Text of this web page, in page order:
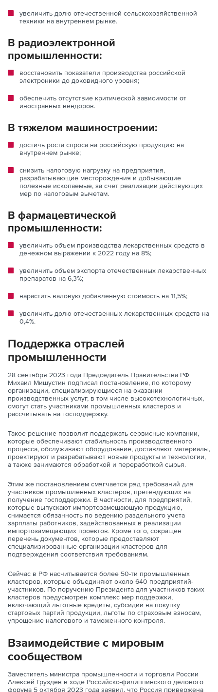
увеличить долю отечественной сельскохозяйственной
техники на внутреннем рынке.
В радиоэлектронной
промышленности:
восстановить показатели производства российской
электроники до доковидного уровня;
обеспечить отсутствие критической зависимости от
иностранных вендоров.
В тяжелом машиностроении:
достичь роста спроса на российскую продукцию на
внутреннем рынке;
снизить налоговую нагрузку на предприятия,
разрабатывающие месторождения и добывающие
полезные ископаемые, за счет реализации действующих
мер по налоговым вычетам.
В фармацевтической
промышленности:
увеличить объем производства лекарственных средств в
денежном выражении к 2022 году на 8%;
увеличить объем экспорта отечественных лекарственных
препаратов на 6,3%;
нарастить валовую добавленную стоимость на 11,5%;
увеличить долю отечественных лекарственных средств на
0,4%.
Поддержка отраслей
промышленности
28 сентября 2023 года Председатель Правительства РФ
Михаил Мишустин подписал постановление, по которому
организации, специализирующиеся на оказании
производственных услуг, в том числе высокотехнологичных,
смогут стать участниками промышленных кластеров и
рассчитывать на господдержку.
Такое решение позволит поддержать сервисные компании,
которые обеспечивают стабильность производственного
процесса, обслуживают оборудование, доставляют материалы,
проектируют и разрабатывают новые продукты и технологии,
а также занимаются обработкой и переработкой сырья.
Этим же постановлением смягчается ряд требований для
участников промышленных кластеров, претендующих на
получение господдержки. В частности, для предприятий,
которые выпускают импортозамещающую продукцию,
снимается обязанность по ведению раздельного учета
зарплаты работников, задействованных в реализации
импортозамещающих проектов. Кроме того, сокращен
перечень документов, которые предоставляют
специализированные организации кластеров для
подтверждения соответствия требованиям.
Сейчас в РФ насчитывается более 50-ти промышленных
кластеров, которые объединяют около 640 предприятий-
участников. По поручению Президента для участников таких
кластеров предусмотрен комплекс мер поддержки,
включающий льготные кредиты, субсидии на покупку
стартовых партий продукции, льготы по страховым взносам,
упрощение налогового и таможенного контроля.
Взаимодействие с мировым
сообществом
Заместитель министра промышленности и торговли России
Алексей Груздев в ходе Российско-филиппинского делового
форума 5 октября 2023 года заявил, что Россия привержена